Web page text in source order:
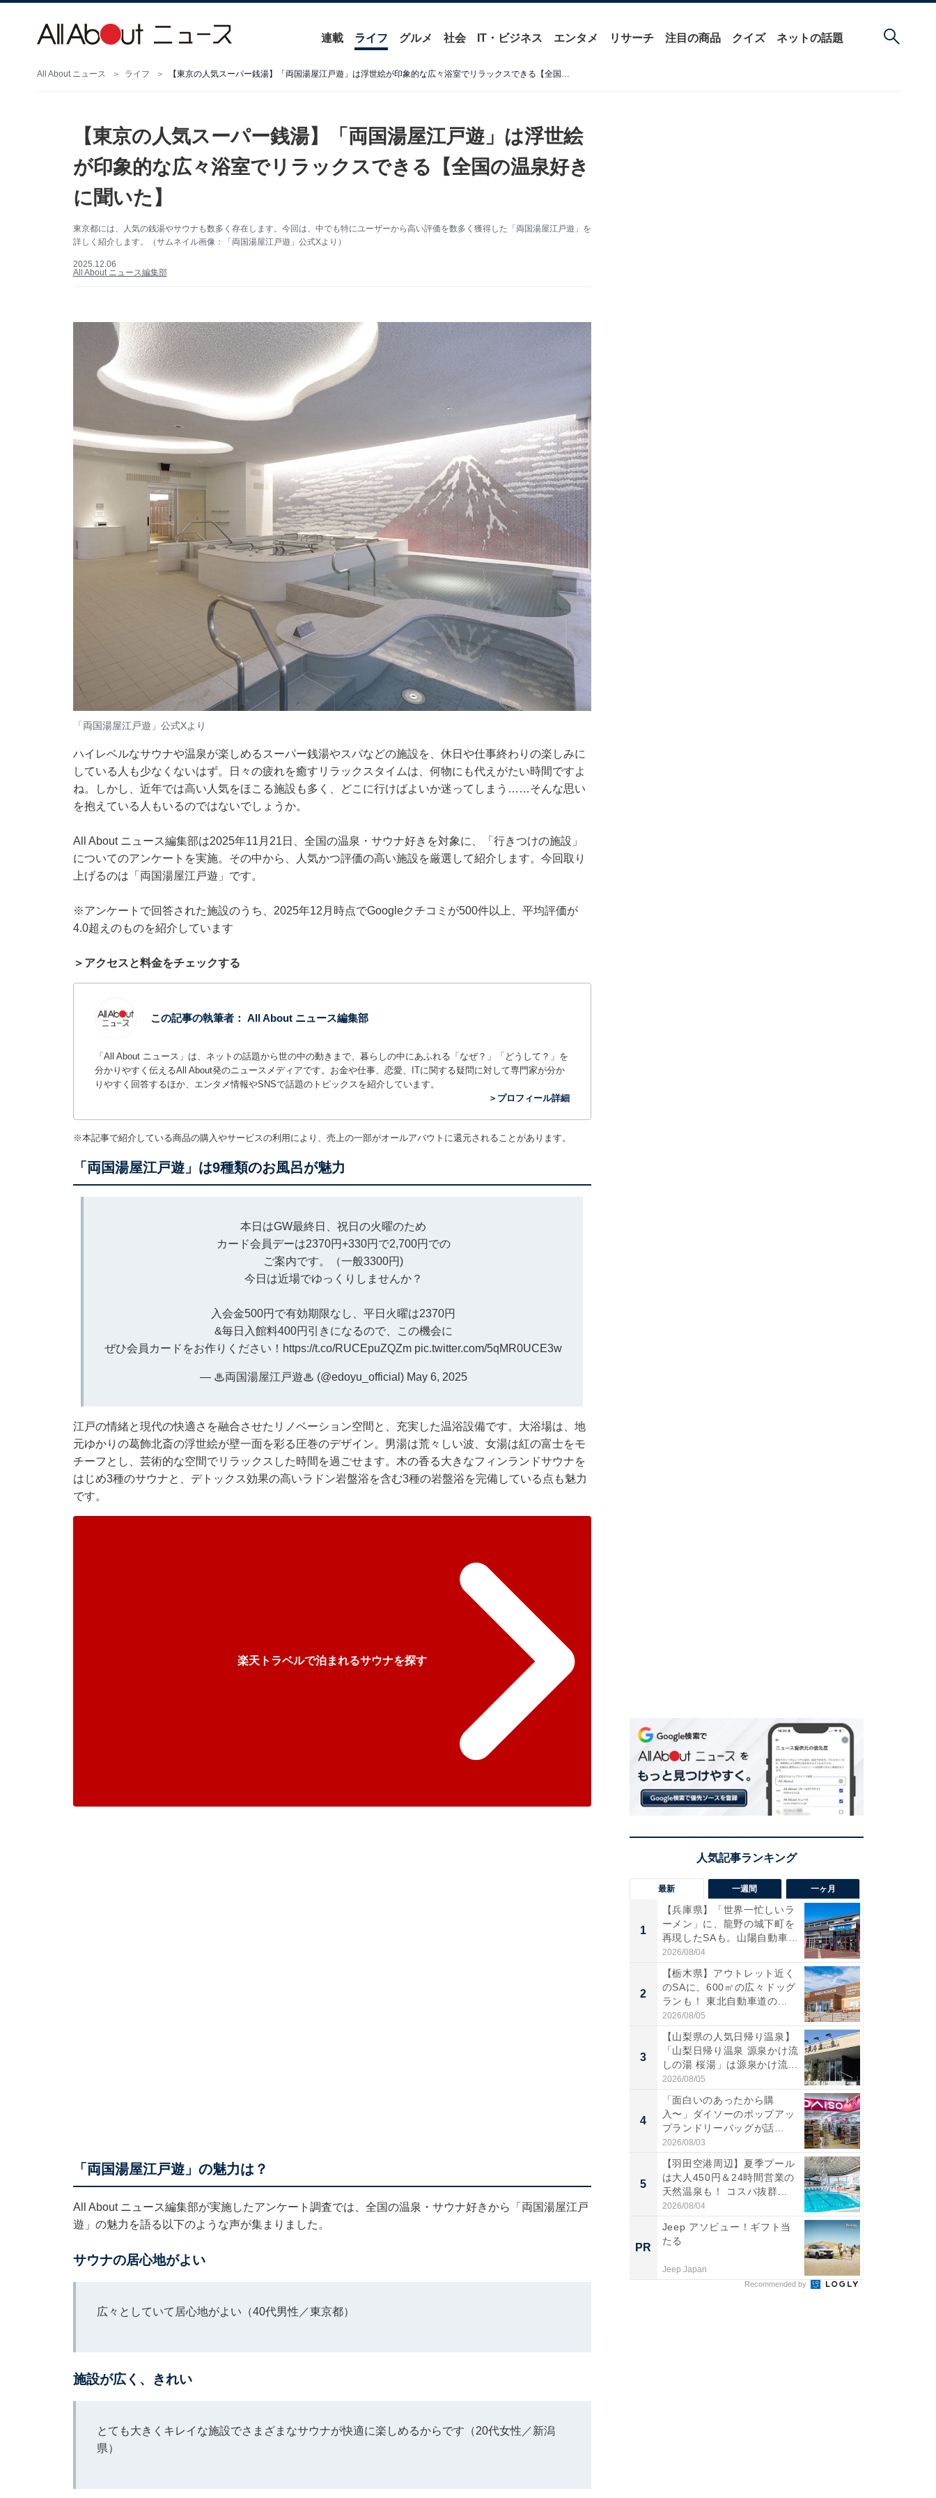
連載 ライフ グルメ 社会 IT・ビジネス エンタメ リサーチ 注目の商品 クイズ ネットの話題
All About ニュース ライフ 【東京の人気スーパー銭湯】「両国湯屋江戸遊」は浮世絵が印象的な広々浴室でリラックスできる【全国の温泉好きに聞いた】
【東京の人気スーパー銭湯】「両国湯屋江戸遊」は浮世絵
が印象的な広々浴室でリラックスできる【全国の温泉好き
に聞いた】
東京都には、人気の銭湯やサウナも数多く存在します。今回は、中でも特にユーザーから高い評価を数多く獲得した「両国湯屋江戸遊」を
詳しく紹介します。（サムネイル画像：「両国湯屋江戸遊」公式Xより）
2025.12.06
All About ニュース編集部
「両国湯屋江戸遊」公式Xより
ハイレベルなサウナや温泉が楽しめるスーパー銭湯やスパなどの施設を、休日や仕事終わりの楽しみに
している人も少なくないはず。日々の疲れを癒すリラックスタイムは、何物にも代えがたい時間ですよ
ね。しかし、近年では高い人気をほこる施設も多く、どこに行けばよいか迷ってしまう……そんな思い
を抱えている人もいるのではないでしょうか。
All About ニュース編集部は2025年11月21日、全国の温泉・サウナ好きを対象に、「行きつけの施設」
についてのアンケートを実施。その中から、人気かつ評価の高い施設を厳選して紹介します。今回取り
上げるのは「両国湯屋江戸遊」です。
※アンケートで回答された施設のうち、2025年12月時点でGoogleクチコミが500件以上、平均評価が
4.0超えのものを紹介しています
＞アクセスと料金をチェックする
この記事の執筆者： All About ニュース編集部
「All About ニュース」は、ネットの話題から世の中の動きまで、暮らしの中にあふれる「なぜ？」「どうして？」を
分かりやすく伝えるAll About発のニュースメディアです。お金や仕事、恋愛、ITに関する疑問に対して専門家が分か
りやすく回答するほか、エンタメ情報やSNSで話題のトピックスを紹介しています。
＞プロフィール詳細
※本記事で紹介している商品の購入やサービスの利用により、売上の一部がオールアバウトに還元されることがあります。
「両国湯屋江戸遊」は9種類のお風呂が魅力
本日はGW最終日、祝日の火曜のため
カード会員デーは2370円+330円で2,700円での
ご案内です。（一般3300円)
今日は近場でゆっくりしませんか？
入会金500円で有効期限なし、平日火曜は2370円
&毎日入館料400円引きになるので、この機会に
ぜひ会員カードをお作りください！ https://t.co/RUCEpuZQZm pic.twitter.com/5qMR0UCE3w
— ♨両国湯屋江戸遊♨ (@edoyu_official) May 6, 2025
江戸の情緒と現代の快適さを融合させたリノベーション空間と、充実した温浴設備です。大浴場は、地
元ゆかりの葛飾北斎の浮世絵が壁一面を彩る圧巻のデザイン。男湯は荒々しい波、女湯は紅の富士をモ
チーフとし、芸術的な空間でリラックスした時間を過ごせます。木の香る大きなフィンランドサウナを
はじめ3種のサウナと、デトックス効果の高いラドン岩盤浴を含む3種の岩盤浴を完備している点も魅力
です。
楽天トラベルで泊まれるサウナを探す
「両国湯屋江戸遊」の魅力は？
All About ニュース編集部が実施したアンケート調査では、全国の温泉・サウナ好きから「両国湯屋江戸
遊」の魅力を語る以下のような声が集まりました。
サウナの居心地がよい
広々としていて居心地がよい（40代男性／東京都）
施設が広く、きれい
とても大きくキレイな施設でさまざまなサウナが快適に楽しめるからです（20代女性／新潟
県）
最新 一週間 一ヶ月
1
【兵庫県】「世界一忙しいラ
ーメン」に、龍野の城下町を
再現したSAも。山陽自動車
道...
2026/08/04
2
【栃木県】アウトレット近く
のSAに、600㎡の広々ドッグ
ランも！ 東北自動車道の...
2026/08/05
3
【山梨県の人気日帰り温泉】
「山梨日帰り温泉 源泉かけ流
しの湯 桜湯」は源泉かけ流...
2026/08/05
4
「面白いのあったから購
入〜」ダイソーのポップアッ
プランドリーバッグが話
題。“さま...
2026/08/03
5
【羽田空港周辺】夏季プール
は大人450円＆24時間営業の
天然温泉も！ コスパ抜群...
2026/08/04
PR
Jeep アソビュー！ギフト当
たる
Jeep Japan
Recommended by